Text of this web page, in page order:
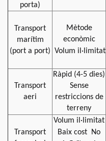
porta)
Transport
marítim
(port a port)
Mètode
econòmic
Volum il·limitat
Transport
aeri
Ràpid (4-5 dies)
Sense
restriccions de
terreny
Transport
Volum il·limitat
Baix cost
No